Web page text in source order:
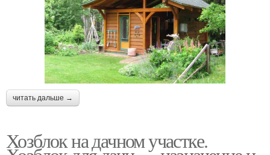
читать дальше →
Хозблок на дачном участке.